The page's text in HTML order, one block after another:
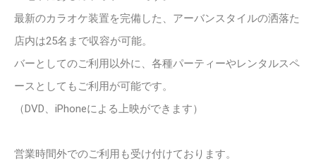
最新のカラオケ装置を完備した、アーバンスタイルの洒落た
店内は25名まで収容が可能。
バーとしてのご利用以外に、各種パーティーやレンタルスペ
ースとしてもご利用が可能です。
（DVD、iPhoneによる上映ができます）
営業時間外でのご利用も受け付けております。